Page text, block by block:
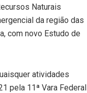
Naturais
da região das
com novo Estudo de
atividades
pela 11ª Vara Federal